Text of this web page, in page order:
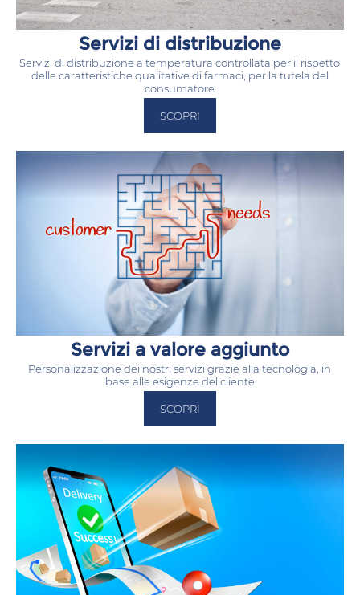
Servizi di distribuzione
Servizi di distribuzione a temperatura controllata per il rispetto
delle caratteristiche qualitative di farmaci, per la tutela del
consumatore
SCOPRI
Servizi a valore aggiunto
Personalizzazione dei nostri servizi grazie alla tecnologia, in
base alle esigenze del cliente
SCOPRI